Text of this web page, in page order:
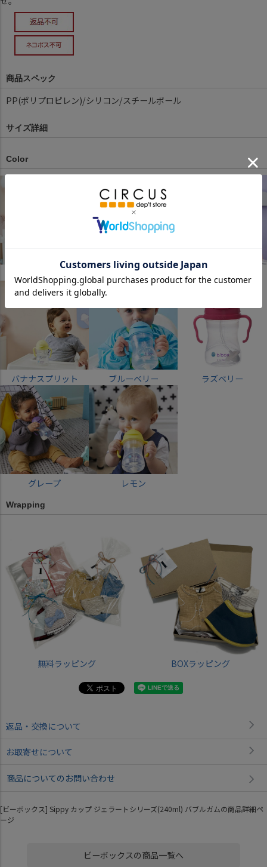
商品スペック
PP(ポリプロピレン)/シリコン/スチールボール
サイズ詳細
Color
ボイセンベリー ピスタチオ トゥッティフルッティ
バナナスプリット ブルーベリー ラズベリー
グレープ レモン
Wrapping
無料ラッピング BOXラッピング
返品・交換について
お取寄せについて
商品についてのお問い合わせ
[ビーボックス] Sippy カップ ジェラートシリーズ(240ml) バブルガムの商品詳細ペ
ージ
ビーボックスの商品一覧へ